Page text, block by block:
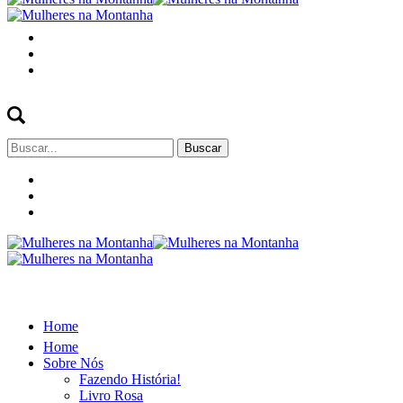
Buscar
por:
Home
Home
Sobre Nós
Fazendo História!
Livro Rosa